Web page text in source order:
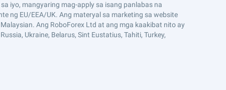
iyo, mangyaring mag-apply sa isang panlabas na
ng EU/EEA/UK. Ang materyal sa marketing sa website
Ang RoboForex Ltd at ang mga kaakibat nito ay
Ukraine, Belarus, Sint Eustatius, Tahiti, Turkey,